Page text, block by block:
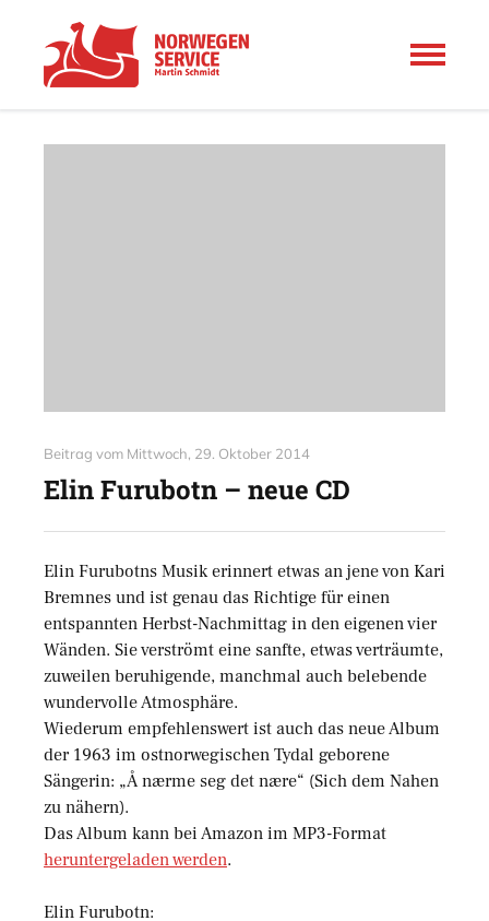
Beitrag vom Mittwoch, 29. Oktober 2014
Elin Furubotn – neue CD
Elin Furubotns Musik erinnert etwas an jene von Kari
Bremnes und ist genau das Richtige für einen
entspannten Herbst-Nachmittag in den eigenen vier
Wänden. Sie verströmt eine sanfte, etwas verträumte,
zuweilen beruhigende, manchmal auch belebende
wundervolle Atmosphäre.
Wiederum empfehlenswert ist auch das neue Album
der 1963 im ostnorwegischen Tydal geborene
Sängerin: „Å nærme seg det nære“ (Sich dem Nahen
zu nähern).
Das Album kann bei Amazon im MP3-Format
heruntergeladen werden.
Elin Furubotn: